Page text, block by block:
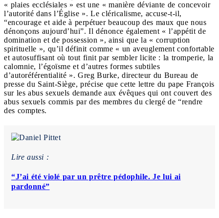
« plaies ecclésiales » est une « manière déviante de concevoir
l’autorité dans l’Église ». Le cléricalisme, accuse-t-il,
“encourage et aide à perpétuer beaucoup des maux que nous
dénonçons aujourd’hui”. Il dénonce également « l’appétit de
domination et de possession », ainsi que la « corruption
spirituelle », qu’il définit comme « un aveuglement confortable
et autosuffisant où tout finit par sembler licite : la tromperie, la
calomnie, l’égoïsme et d’autres formes subtiles
d’autoréférentialité ». Greg Burke, directeur du Bureau de
presse du Saint-Siège, précise que cette lettre du pape François
sur les abus sexuels demande aux évêques qui ont couvert des
abus sexuels commis par des membres du clergé de “rendre
des comptes.
Lire aussi :
“J’ai été violé par un prêtre pédophile. Je lui ai
pardonné”